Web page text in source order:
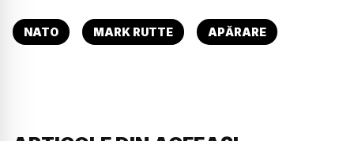
NATO MARK RUTTE APĂRARE